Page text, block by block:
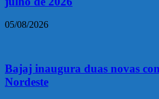
05/08/2026
Bajaj inaugura duas novas
Nordeste